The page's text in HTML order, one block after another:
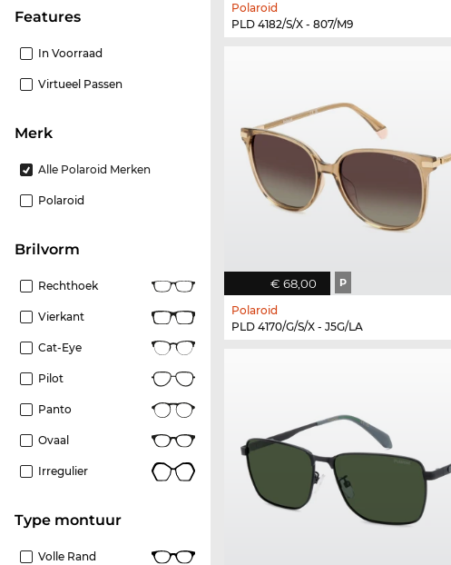
features
In Voorraad
Virtueel Passen
Merk
Alle Polaroid Merken
Polaroid
Brilvorm
Rechthoek
Vierkant
Cat-Eye
Pilot
Panto
Ovaal
Irregulier
Type montuur
Volle Rand
Polaroid
PLD 4182/S/X - 807/M9
€ 68,00 P
Polaroid
PLD 4170/G/S/X - J5G/LA